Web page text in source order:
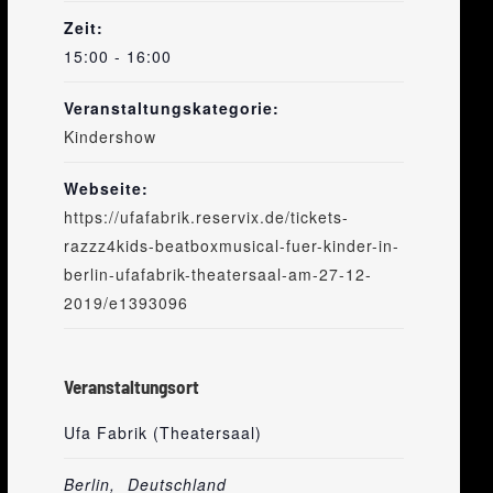
Zeit:
15:00 - 16:00
Veranstaltungskategorie:
Kindershow
Webseite:
https://ufafabrik.reservix.de/tickets-
razzz4kids-beatboxmusical-fuer-kinder-in-
berlin-ufafabrik-theatersaal-am-27-12-
2019/e1393096
Veranstaltungsort
Ufa Fabrik (Theatersaal)
Berlin, Deutschland